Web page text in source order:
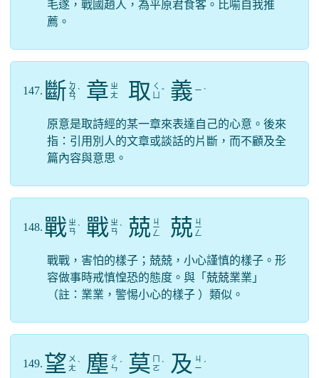
毛遂，戰國趙人，為平原君食客。比喻自我推
薦。
147. 斷 ㄉ
ㄨ
ㄢ
ˋ 章 ㄓ
ㄤ
取 ㄑ
ˇ 義 ㄧ ˋ
原意是取詩經的某一章來表達自己的心意。後來
指：引用別人的文章或談話的片斷，而不顧及全
篇內容與意思。
148. 戰 ㄓ
ㄢ ˋ 戰 ㄓ
ㄢ ˋ 兢 ㄐ
ㄧ
ㄥ 兢 ㄐ
ㄧ
ㄥ
戰戰，害怕的樣子；兢兢，小心謹慎的樣子。形
容做事時戒慎惶恐的態度。與「兢兢業業」
（註：業業，警惕小心的樣子 ）類似。
149. 望 ㄨ
ㄤ ˋ 塵 ㄔ
ㄣ ˊ 莫 ㄛ ˋ 及 ㄐ
ㄧ ˊ